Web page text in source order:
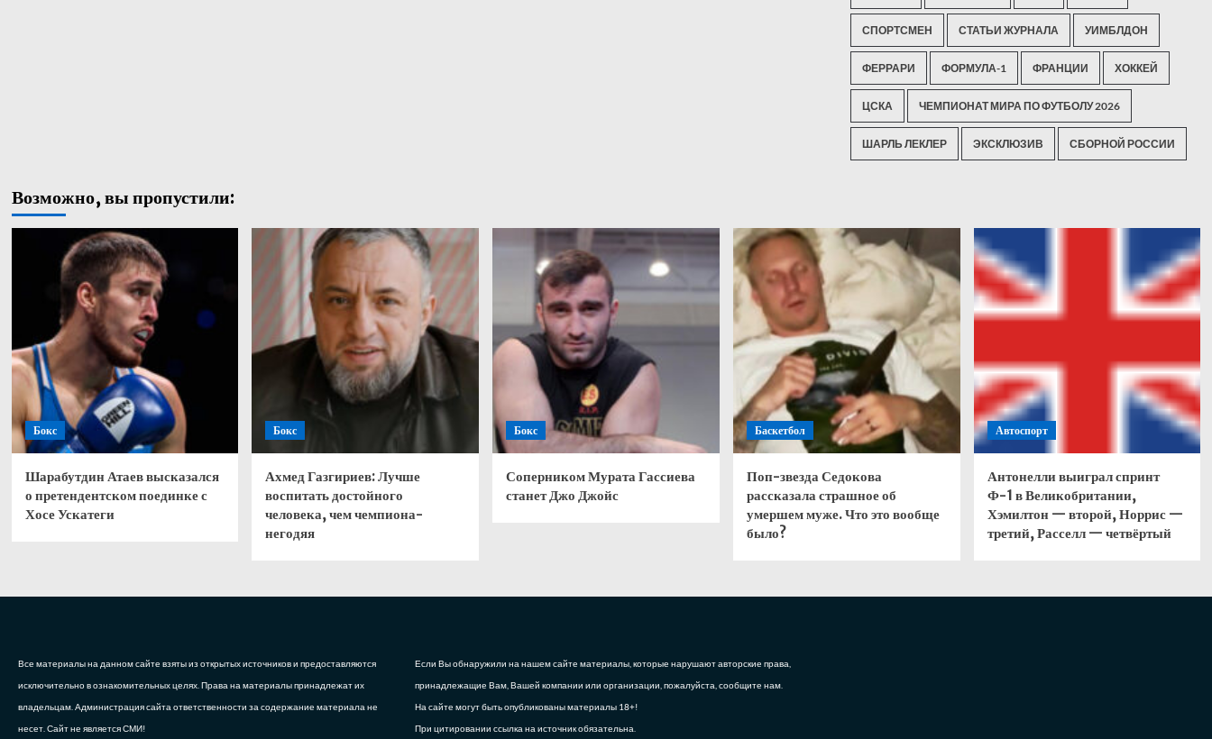
СПОРТСМЕН СТАТЬИ ЖУРНАЛА УИМБЛДОН
ФЕРРАРИ ФОРМУЛА-1 ФРАНЦИИ ХОККЕЙ
ЦСКА ЧЕМПИОНАТ МИРА ПО ФУТБОЛУ 2026
ШАРЛЬ ЛЕКЛЕР ЭКСКЛЮЗИВ СБОРНОЙ РОССИИ
Возможно, вы пропустили:
Бокс
Шарабутдин Атаев высказался
о претендентском поединке с
Хосе Ускатеги
Бокс
Ахмед Газгириев: Лучше
воспитать достойного
человека, чем чемпиона-
негодяя
Бокс
Соперником Мурата Гассиева
станет Джо Джойс
Баскетбол
Поп-звезда Седокова
рассказала страшное об
умершем муже. Что это вообще
было?
Автоспорт
Антонелли выиграл спринт
Ф-1 в Великобритании,
Хэмилтон — второй, Норрис —
третий, Расселл — четвёртый
Все материалы на данном сайте взяты из открытых источников и предоставляются
исключительно в ознакомительных целях. Права на материалы принадлежат их
владельцам. Администрация сайта ответственности за содержание материала не
несет. Сайт не является СМИ!
Если Вы обнаружили на нашем сайте материалы, которые нарушают авторские права,
принадлежащие Вам, Вашей компании или организации, пожалуйста, сообщите нам.
На сайте могут быть опубликованы материалы 18+!
При цитировании ссылка на источник обязательна.